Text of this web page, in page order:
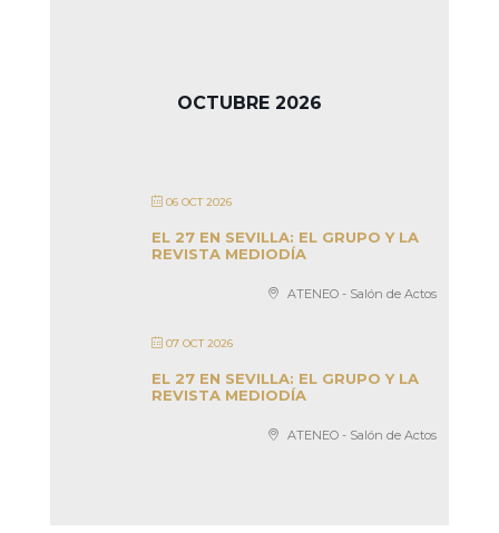
OCTUBRE 2026
06 OCT 2026
EL 27 EN SEVILLA: EL GRUPO Y LA
REVISTA MEDIODÍA
ATENEO - Salón de Actos
07 OCT 2026
EL 27 EN SEVILLA: EL GRUPO Y LA
REVISTA MEDIODÍA
ATENEO - Salón de Actos